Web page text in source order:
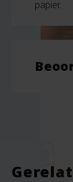
papier.
Je e-